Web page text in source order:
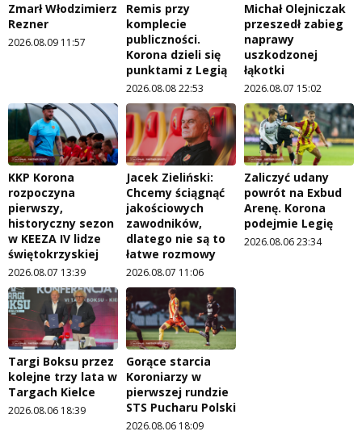
Zmarł Włodzimierz
Rezner
2026.08.09 11:57
Remis przy
komplecie
publiczności.
Korona dzieli się
punktami z Legią
2026.08.08 22:53
Michał Olejniczak
przeszedł zabieg
naprawy
uszkodzonej
łąkotki
2026.08.07 15:02
KKP Korona
rozpoczyna
pierwszy,
historyczny sezon
w KEEZA IV lidze
świętokrzyskiej
2026.08.07 13:39
Jacek Zieliński:
Chcemy ściągnąć
jakościowych
zawodników,
dlatego nie są to
łatwe rozmowy
2026.08.07 11:06
Zaliczyć udany
powrót na Exbud
Arenę. Korona
podejmie Legię
2026.08.06 23:34
Targi Boksu przez
kolejne trzy lata w
Targach Kielce
2026.08.06 18:39
Gorące starcia
Koroniarzy w
pierwszej rundzie
STS Pucharu Polski
2026.08.06 18:09